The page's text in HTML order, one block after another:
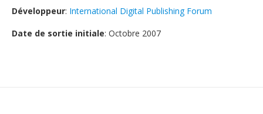
Développeur: International Digital Publishing Forum
Date de sortie initiale: Octobre 2007